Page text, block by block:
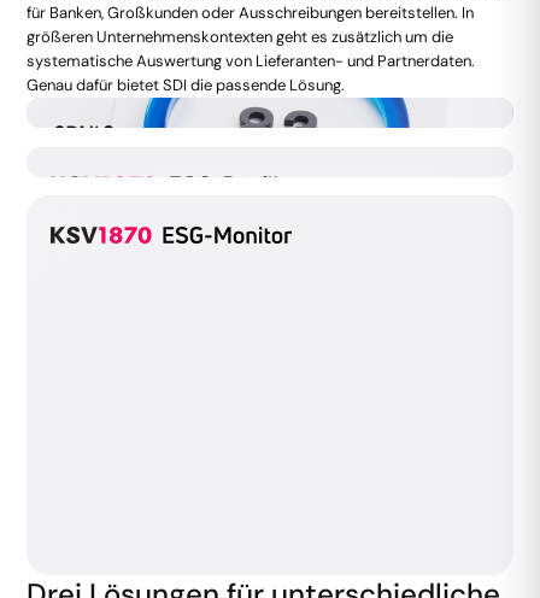
für Banken, Großkunden oder Ausschreibungen bereitstellen. In
größeren Unternehmenskontexten geht es zusätzlich um die
systematische Auswertung von Lieferanten- und Partnerdaten.
Genau dafür bietet SDI die passende Lösung.